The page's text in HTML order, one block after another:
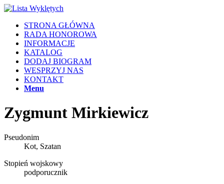
STRONA GŁÓWNA
RADA HONOROWA
INFORMACJE
KATALOG
DODAJ BIOGRAM
WESPRZYJ NAS
KONTAKT
Menu
Zygmunt Mirkiewicz
Pseudonim
Kot, Szatan
Stopień wojskowy
podporucznik